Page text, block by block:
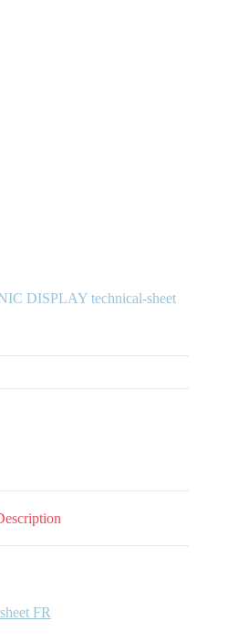
DISPLAY technical-sheet
FR